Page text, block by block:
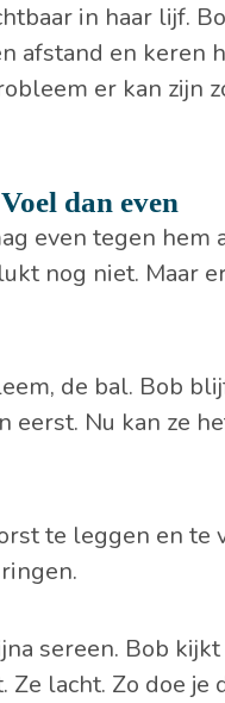
in haar lijf.
afstand en keren
er kan zijn
dan even
even tegen
nog niet. Maar
de bal. Bob
Nu kan ze
te leggen en te
sereen. Bob
lacht. Zo doe